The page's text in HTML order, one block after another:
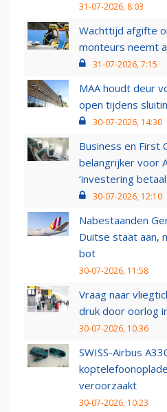
31-07-2026, 8:03
Wachttijd afgifte
monteurs neemt
31-07-2026, 7:15
MAA houdt deur
open tijdens
30-07-2026, 14:30
Business en First
belangrijker voor
‘investering
30-07-2026, 12:10
Nabestaanden
Duitse staat aan,
bot
30-07-2026, 11:58
Vraag naar
druk door oorlog
30-07-2026, 10:36
SWISS-Airbus
veroorzaakt
30-07-2026, 10:23